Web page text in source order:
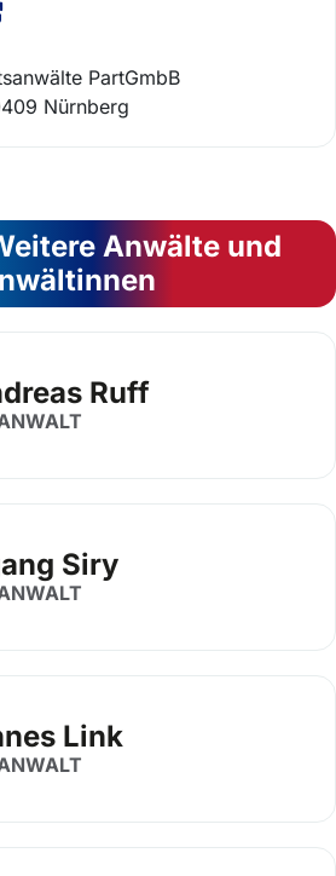
PartGmbB
Nürnberg
Anwälte und
Ruff
Siry
Link